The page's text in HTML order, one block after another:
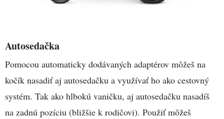
Autosedačka
Pomocou automaticky dodávaných adaptérov môžeš na
kočík nasadiť aj autosedačku a využívať ho ako cestovný
systém. Tak ako hlbokú vaničku, aj autosedačku nasadíš
na zadnú pozíciu (bližšie k rodičovi). Použiť môžeš